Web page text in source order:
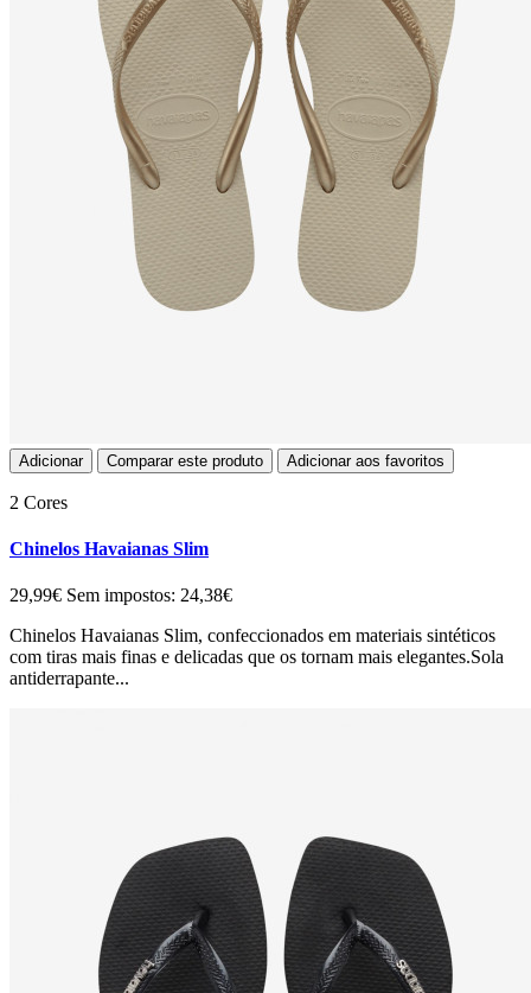
Adicionar Comparar este produto Adicionar aos favoritos
2 Cores
Chinelos Havaianas Slim
29,99€ Sem impostos: 24,38€
Chinelos Havaianas Slim, confeccionados em materiais sintéticos
com tiras mais finas e delicadas que os tornam mais elegantes.Sola
antiderrapante...